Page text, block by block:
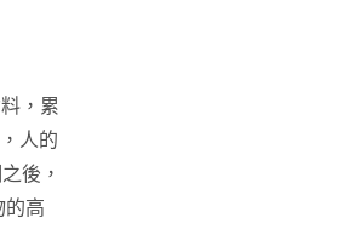
，累
人的
後，
的高